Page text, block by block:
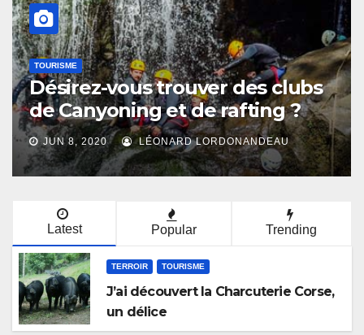
des clubs
et de rafting ?
LORDONANDEAU
TOURISME
Ou sortir en
faire la fête
MAY 10, 2016
Latest Popular Trending
TERROIR TOURISME
J’ai découvert la Charcuterie Corse,
un délice